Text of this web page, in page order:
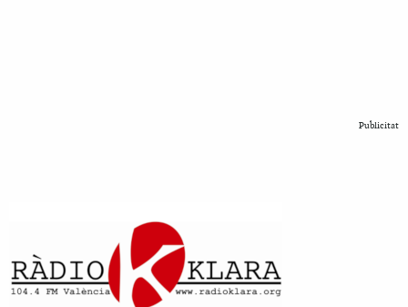
Publicitat